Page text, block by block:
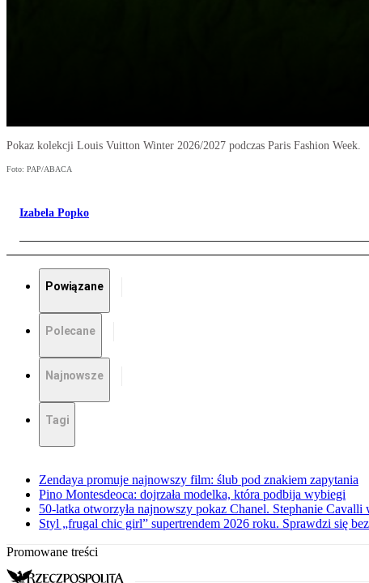
Pokaz kolekcji Louis Vuitton Winter 2026/2027 podczas Paris Fashion Week.
Foto: PAP/ABACA
Izabela Popko
Powiązane
Polecane
Najnowsze
Tagi
Zendaya promuje najnowszy film: ślub pod znakiem zapytania
Pino Montesdeoca: dojrzała modelka, która podbija wybiegi
50-latka otworzyła najnowszy pokaz Chanel. Stephanie
Styl „frugal chic girl” supertrendem 2026 roku. Sprawdzi się
Promowane treści